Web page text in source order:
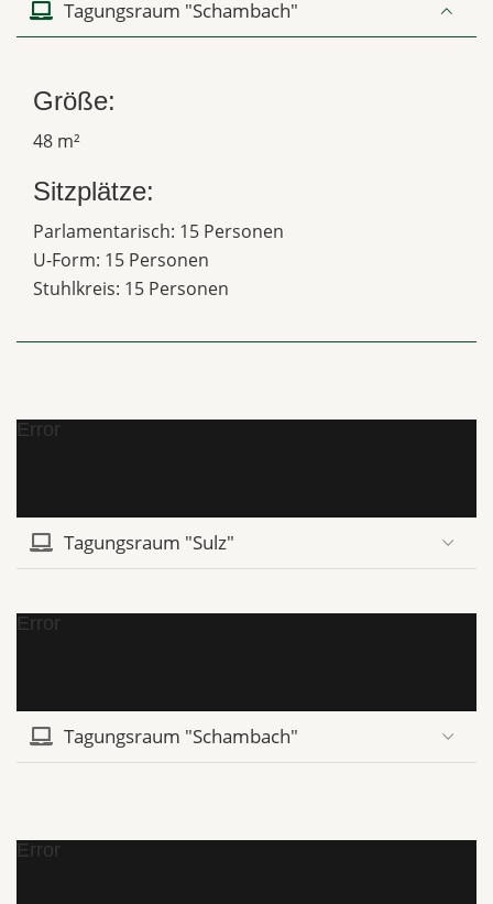
Tagungsraum "Schambach"
Größe:
48 m²
Sitzplätze:
Parlamentarisch: 15 Personen
U-Form: 15 Personen
Stuhlkreis: 15 Personen
Error
Tagungsraum "Sulz"
Error
Tagungsraum "Schambach"
Error